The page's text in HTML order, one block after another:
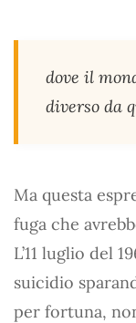
dove il
diverso da
Ma questa
fuga che
L’11 luglio del
suicidio
per fortuna,